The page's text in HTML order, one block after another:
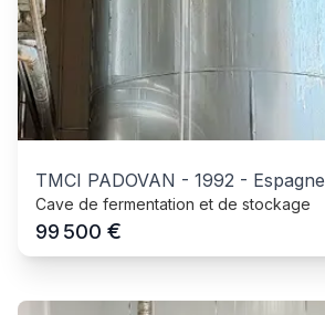
TMCI PADOVAN - 1992 - Espagne
Cave de fermentation et de stockage
99 500 €